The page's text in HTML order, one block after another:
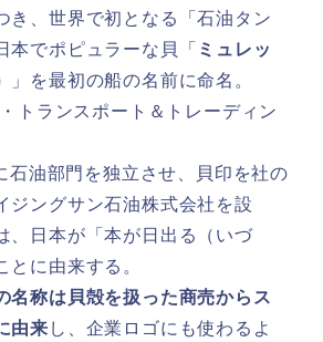
き、世界で初となる「石油タン
本でポピュラーな貝「 ミュレッ
」を最初の船の名前に命名。
トランスポート＆トレーディン
石油部門を独立させ、貝印を社の
ジングサン石油株式会社を設
、日本が「本が日出る（いづ
とに由来する。
名称は貝殻を扱った商売からス
由来 し、企業ロゴにも使わるよ